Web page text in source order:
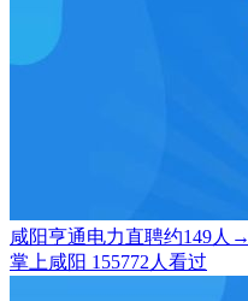
咸阳亨通电力直聘约149人→
掌上咸阳 155772人看过